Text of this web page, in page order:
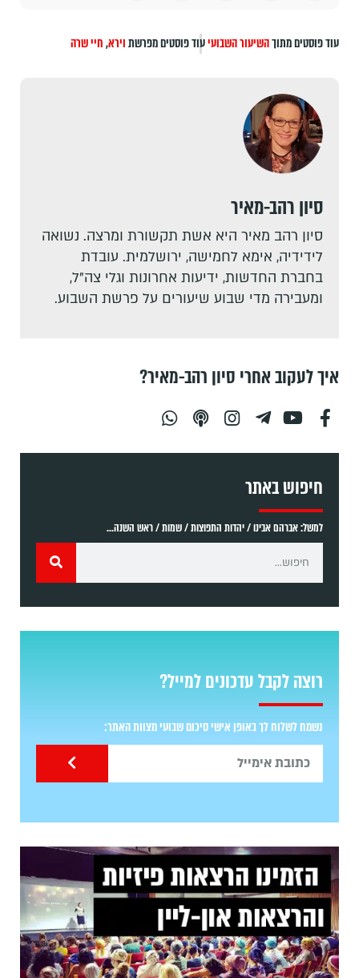
עוד פוסטים מתוךהשיעור השבועיעוד פוסטים מפרשתוירא,חיי שרה
סיון רהב-מאיר
סיון רהב מאיר היא אשת תקשורת ומרצה. נשואה
לידידיה, אימא לחמישה, ירושלמית. עובדת
בחברת החדשות, ידיעות אחרונות וגלי צה"ל,
ומעבירה מדי שבוע שיעורים על פרשת השבוע.
איך לעקוב אחרי סיון רהב-מאיר?
חיפוש באתר
למשל: אברהם אבינו / יהדות התפוצות / שמות / ראש השנה...
רוצה לקבל עדכונים למייל?
נשמח לשלוח לך באופן אישי סיכום שבועי מצוות האתר: